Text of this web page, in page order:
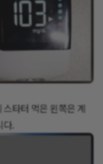
타터 먹은 왼쪽은 계
다.